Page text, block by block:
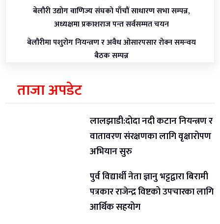
बेलौरी उद्योग वाणिज्य संघको पाँचौं साधारण सभा सम्पन्न,
अध्यक्षमा प्रकाशराज पन्त सर्वसम्मत चयन
बेलौरीमा पशुरोग नियन्त्रण र अवैध ओसारपसार रोक्न समन्वय
बैठक सम्पन्न
ताजा अपडेट
लालझाडी:दोदा नदी कटान नियन्त्रण र
वातावरण संरक्षणका लागि वृक्षारोपण
अभियान सुरु
पुर्व विद्यार्थी नेता ज्ञानु भट्टद्वारा बिरामी
पत्रकार राजेन्द्र विष्टको उपचारका लागि
आर्थिक सहयोग